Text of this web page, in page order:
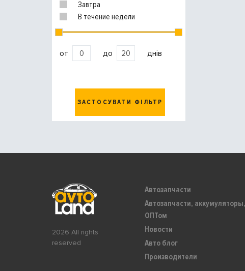
Завтра
В течение недели
от до днів
ЗАСТОСУВАТИ ФІЛЬТР
2026 All rights
reserved
Автозапчасти
Автозапчасти,
ОПТом
Новости
Авто блог
Производители